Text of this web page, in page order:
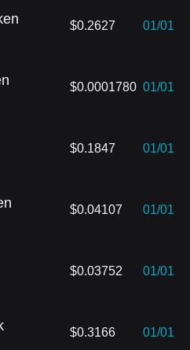
$0.2627 01/01
$0.0001780 01/01
$0.1847 01/01
$0.04107 01/01
$0.03752 01/01
$0.3166 01/01